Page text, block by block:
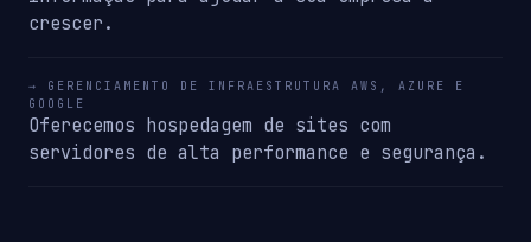
crescer.
→ GERENCIAMENTO DE INFRAESTRUTURA AWS, AZURE E
GOOGLE
Oferecemos hospedagem de sites com
servidores de alta performance e segurança.